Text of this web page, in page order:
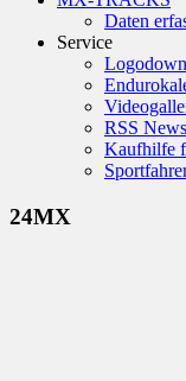
Daten
Service
RSS
Kaufhilfe
24MX